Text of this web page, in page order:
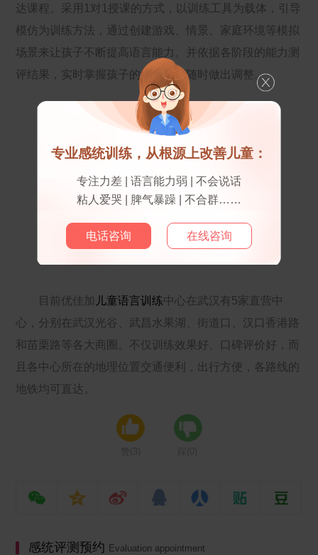
达课程。采用1对1授课的方式，以训练工具为载体，引导
模仿为训练方法，通过创建游戏、情景、家庭环境等模拟
场景来让孩子不断提高语言能力。并依据各阶段的能力测
评结果，实时掌握孩子的学习进度随时做出调整。
目前优佳加 儿童语言训练中心在武汉有5家直营中
心，分别在武汉光谷、武昌水果湖、街道口、汉口香港路
和苗栗路等各大商圈。不仅训练效果好、口碑评价好，而
且各中心所在的地理位置交通便利，出行方便，各路线的
地铁均可直达。
感统评测预约 Evaluation appointment
专业感统训练，从根源上改善儿童：
专注力差 | 语言能力弱 | 不会说话
粘人爱哭 | 脾气暴躁 | 不合群……
电话咨询 在线咨询